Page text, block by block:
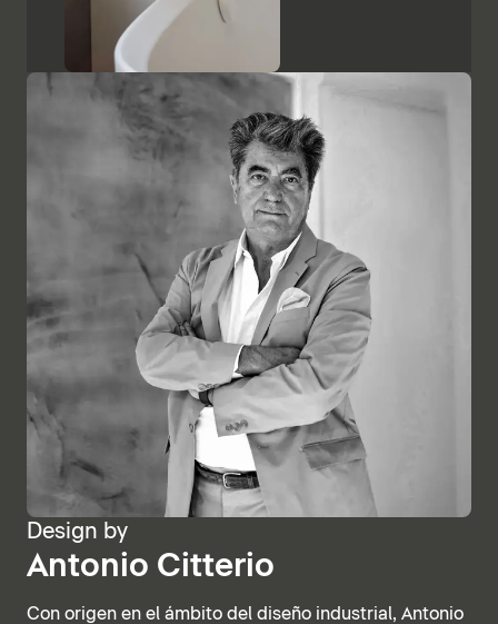
Design by
Antonio Citterio
Con origen en el ámbito del diseño industrial, Antonio